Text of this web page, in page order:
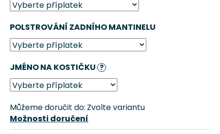
POLSTROVÁNÍ ZADNÍHO MANTINELU
JMÉNO NA KOSTIČKU ?
Můžeme doručit do: Zvolte variantu
Možnosti doručení
AUTOSEDAČKA
PRO
PSA
"DÁM
SI
CHRUPKU
VUITTON"
PINK
CHRÁPÁTKO®
3
051
Kč